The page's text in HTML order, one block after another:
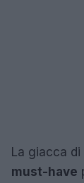
La giacca
must-have